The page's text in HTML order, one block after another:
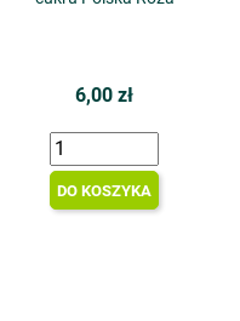
6,00 zł
DO KOSZYKA